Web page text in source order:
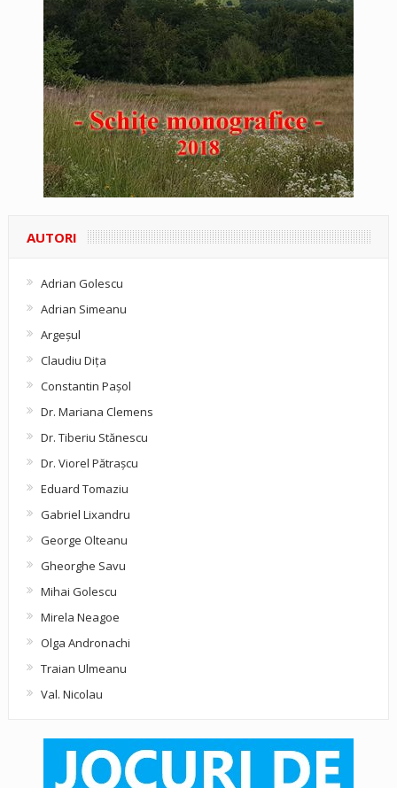
AUTORI
Adrian Golescu
Adrian Simeanu
Argeşul
Claudiu Diţa
Constantin Pașol
Dr. Mariana Clemens
Dr. Tiberiu Stănescu
Dr. Viorel Pătraşcu
Eduard Tomaziu
Gabriel Lixandru
George Olteanu
Gheorghe Savu
Mihai Golescu
Mirela Neagoe
Olga Andronachi
Traian Ulmeanu
Val. Nicolau